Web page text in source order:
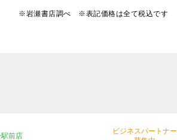
※岩瀬書店調べ ※表記価格は全て税込です
前店
ビジネスパートナー